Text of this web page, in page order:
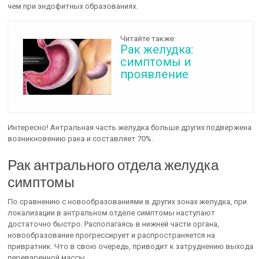
чем при эндофитных образованиях.
Читайте также:
Рак желудка:
симптомы и
проявление
Интересно! Антральная часть желудка больше других подвержена
возникновению рака и составляет 70%.
Рак антрального отдела желудка
симптомы
По сравнению с новообразованиями в других зонах желудка, при
локализации в антральном отделе симптомы наступают
достаточно быстро. Располагаясь в нижней части органа,
новообразование прогрессирует и распространяется на
привратник. Что в свою очередь, приводит к затруднению выхода